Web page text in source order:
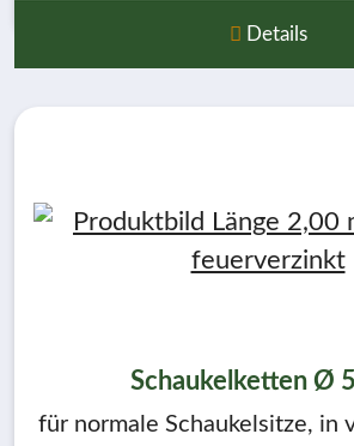
Details
Schaukelketten Ø
für normale Schaukelsitze, in